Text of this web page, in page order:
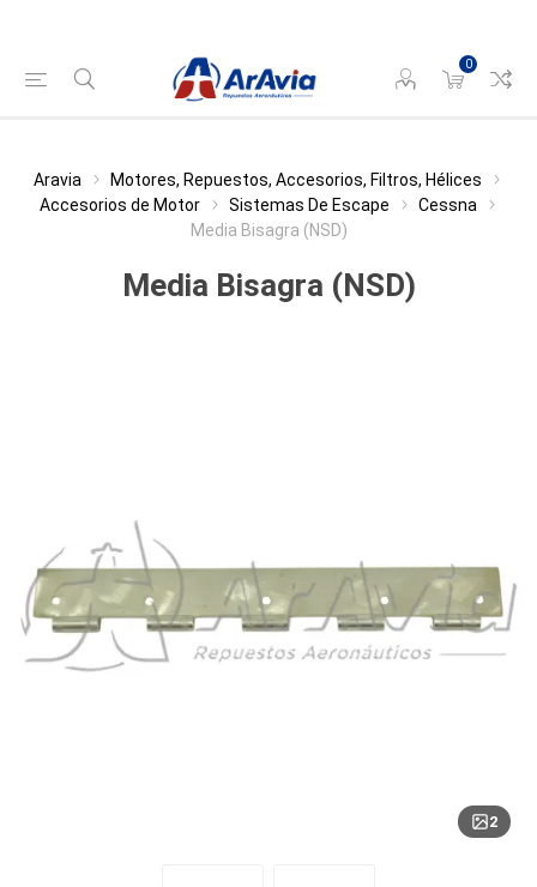
0
Aravia
Motores, Repuestos, Accesorios, Filtros, Hélices
Accesorios de Motor
Sistemas De Escape
Cessna
Media Bisagra (NSD)
Media Bisagra (NSD)
2